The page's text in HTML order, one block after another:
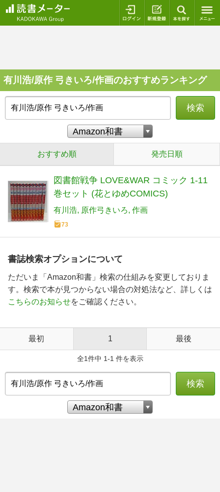
ログイン 新規登録
有川浩/原作 弓きいろ/作画のおすすめランキング
検索
おすすめ順 発売日順
図書館戦争 LOVE&WAR コミック 1-11
巻セット (花とゆめCOMICS)
有川浩 原作弓きいろ 作画
73
書誌検索オプションについて
ただいま「Amazon和書」検索の仕組みを変更しておりま
す。検索で本が見つからない場合の対処法など、詳しくは
こちらのお知らせをご確認ください。
最初 1 最後
全1件中 1-1 件を表示
検索